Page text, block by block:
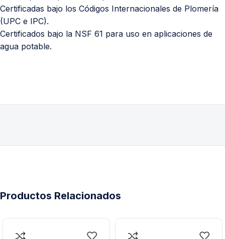
Certificadas bajo los Códigos Internacionales de Plomería
(UPC e IPC).
Certificados bajo la NSF 61 para uso en aplicaciones de
agua potable.
Productos Relacionados